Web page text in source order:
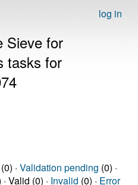
log in
Sieve for
tasks for
· Validation pending (0) ·
Valid (0) · Invalid (0) · Error